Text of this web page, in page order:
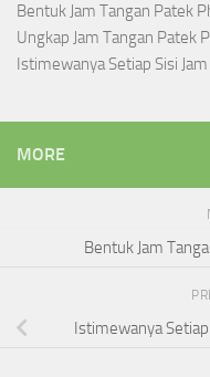
Bentuk Jam Tangan Patek
Ungkap Jam Tangan Patek
Istimewanya Setiap Sisi
MORE
Bentuk Jam
Istimewanya